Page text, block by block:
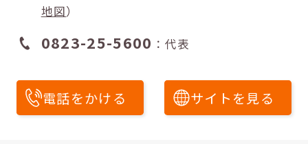
地図）
0823-25-5600 ：代表
電話をかける サイトを見る